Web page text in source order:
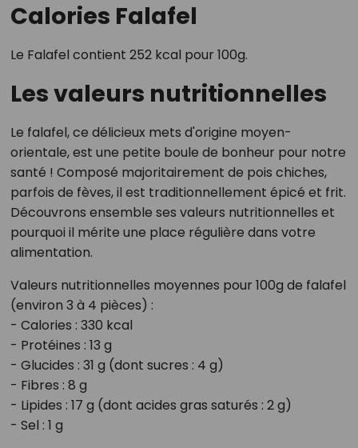
Calories Falafel
Le Falafel contient 252 kcal pour 100g.
Les valeurs nutritionnelles
Le falafel, ce délicieux mets d'origine moyen-
orientale, est une petite boule de bonheur pour notre
santé ! Composé majoritairement de pois chiches,
parfois de fèves, il est traditionnellement épicé et frit.
Découvrons ensemble ses valeurs nutritionnelles et
pourquoi il mérite une place régulière dans votre
alimentation.
Valeurs nutritionnelles moyennes pour 100g de falafel
(environ 3 à 4 pièces) :
- Calories : 330 kcal
- Protéines : 13 g
- Glucides : 31 g (dont sucres : 4 g)
- Fibres : 8 g
- Lipides : 17 g (dont acides gras saturés : 2 g)
- Sel : 1 g